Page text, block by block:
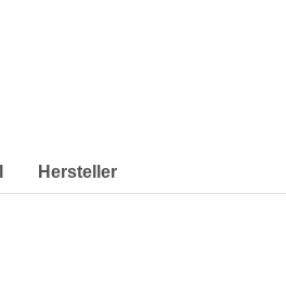
Hersteller